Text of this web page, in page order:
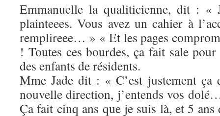
Emmanuelle la qualiticienne, dit : «
plainteees. Vous avez un cahier à
remplireee… » « Et les pages
! Toutes ces bourdes, ça fait sale
des enfants de résidents.
Mme Jade dit : « C’est justement ça
nouvelle direction, j’entends vos
Ça fait cinq ans que je suis là, et 5 ans